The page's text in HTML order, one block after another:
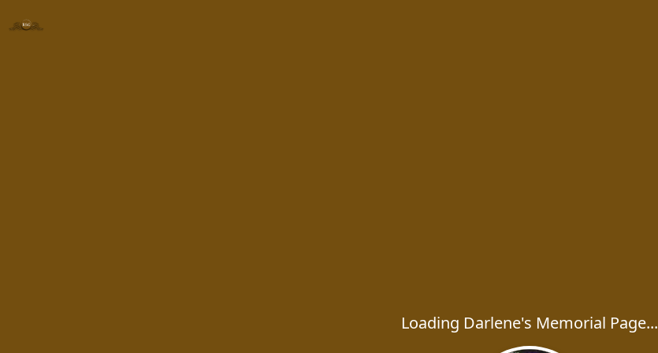
Loading Darlene's Memorial Page...